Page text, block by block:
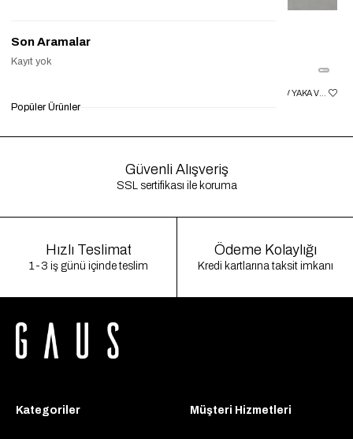
₺450,00
₺1.500,00
Güvenli Alışveriş
SSL sertifikası ile koruma
Hızlı Teslimat
1-3 iş günü içinde teslim
Ödeme Kolaylığı
Kredi kartlarına taksit imkanı
Kategoriler Müşteri Hizmetleri
Son Aramalar
Kayıt yok
Popüler Ürünler